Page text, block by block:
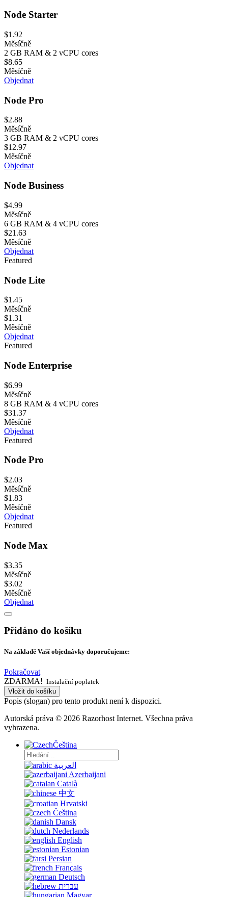
Node Starter
$1.92
Měsíčně
2 GB RAM & 2 vCPU cores
$8.65
Měsíčně
Objednat
Node Pro
$2.88
Měsíčně
3 GB RAM & 2 vCPU cores
$12.97
Měsíčně
Objednat
Node Business
$4.99
Měsíčně
6 GB RAM & 4 vCPU cores
$21.63
Měsíčně
Objednat
Featured
Node Lite
$1.45
Měsíčně
$1.31
Měsíčně
Objednat
Featured
Node Enterprise
$6.99
Měsíčně
8 GB RAM & 4 vCPU cores
$31.37
Měsíčně
Objednat
Featured
Node Pro
$2.03
Měsíčně
$1.83
Měsíčně
Objednat
Featured
Node Max
$3.35
Měsíčně
$3.02
Měsíčně
Objednat
Přidáno do košíku
Na základě Vaší objednávky doporučujeme:
Pokračovat
ZDARMA! Instalační poplatek
Vložit do košíku
Popis (slogan) pro tento produkt není k dispozici.
Autorská práva © 2026 Razorhost Internet. Všechna práva
vyhrazena.
Čeština
العربية
Azerbaijani
Català
中文
Hrvatski
Čeština
Dansk
Nederlands
English
Estonian
Persian
Français
Deutsch
עברית
Magyar